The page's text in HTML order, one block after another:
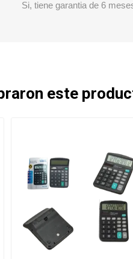
Si, tiene garantia de 6
este